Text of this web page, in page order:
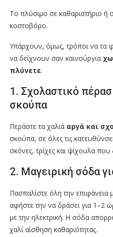
Το πλύσιμο σε καθαριστήριο ή
κοστοβόρο.
Υπάρχουν, όμως, τρόποι να τα
να δείχνουν σαν καινούργια
πλύνετε.
1. Σχολαστικό
σκούπα
Περάστε τα χαλιά αργά και
σκούπα, σε όλες τις
σκόνες, τρίχες και ψίχουλα
2. Μαγειρική σόδα
Πασπαλίστε όλη την επιφάνεια
αφήστε την να δράσει για 1–2
με την ηλεκτρική. Η σόδα
χαλί αίσθηση καθαριότητας.